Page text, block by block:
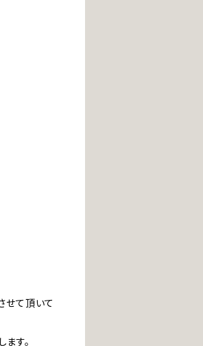
せて頂いて
す。